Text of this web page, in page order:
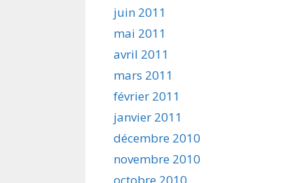
juin 2011
mai 2011
avril 2011
mars 2011
février 2011
janvier 2011
décembre 2010
novembre 2010